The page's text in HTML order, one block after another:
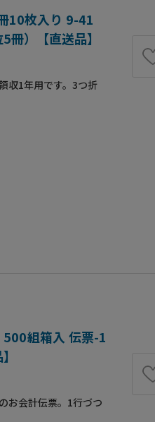
10枚入り 9-41
）【直送品】
収1年用です。3つ折
組箱入 伝票-1
お会計伝票。1行づつ